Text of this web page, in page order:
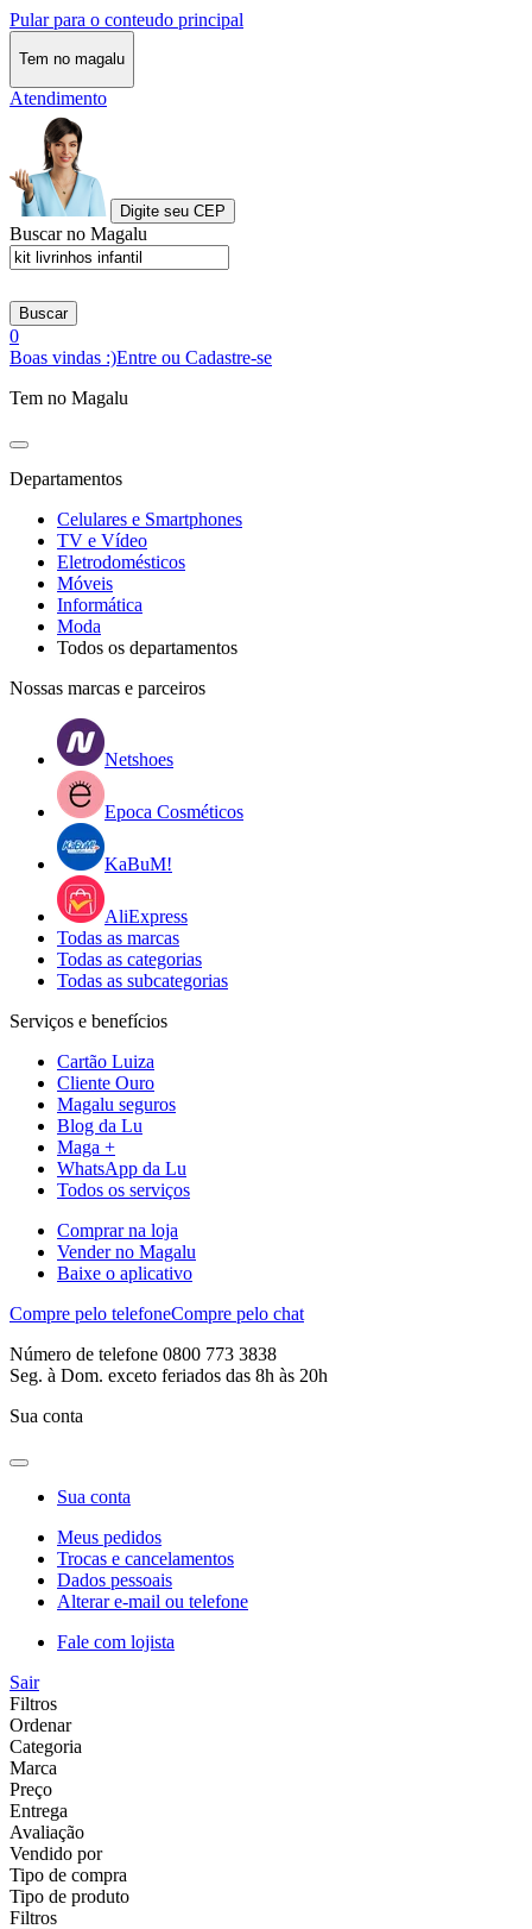
Pular para o conteudo principal
Tem no magalu
Atendimento
Digite seu CEP
Buscar no Magalu
Buscar
0
Boas vindas :)Entre ou Cadastre-se
Tem no Magalu
Departamentos
Celulares e Smartphones
TV e Vídeo
Eletrodomésticos
Móveis
Informática
Moda
Todos os departamentos
Nossas marcas e parceiros
Netshoes
Epoca Cosméticos
KaBuM!
AliExpress
Todas as marcas
Todas as categorias
Todas as subcategorias
Serviços e benefícios
Cartão Luiza
Cliente Ouro
Magalu seguros
Blog da Lu
Maga +
WhatsApp da Lu
Todos os serviços
Comprar na loja
Vender no Magalu
Baixe o aplicativo
Compre pelo telefoneCompre pelo chat
Número de telefone 0800 773 3838
Seg. à Dom. exceto feriados das 8h às 20h
Sua conta
Sua conta
Meus pedidos
Trocas e cancelamentos
Dados pessoais
Alterar e-mail ou telefone
Fale com lojista
Sair
Filtros
Ordenar
Categoria
Marca
Preço
Entrega
Avaliação
Vendido por
Tipo de compra
Tipo de produto
Filtros